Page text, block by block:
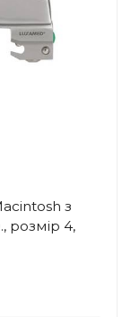
з
розмір 4,